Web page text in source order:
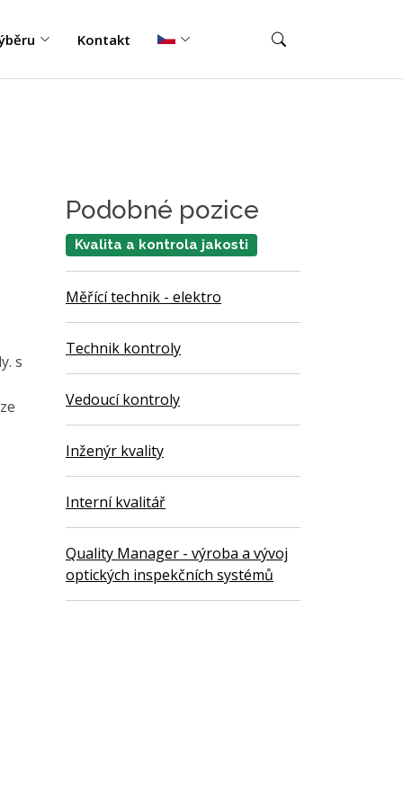
Kontakt
s
Podobné pozice
Kvalita a kontrola jakosti
Měřící technik - elektro
Technik kontroly
Vedoucí kontroly
Inženýr kvality
Interní kvalitář
Quality Manager - výroba a vývoj
optických inspekčních systémů